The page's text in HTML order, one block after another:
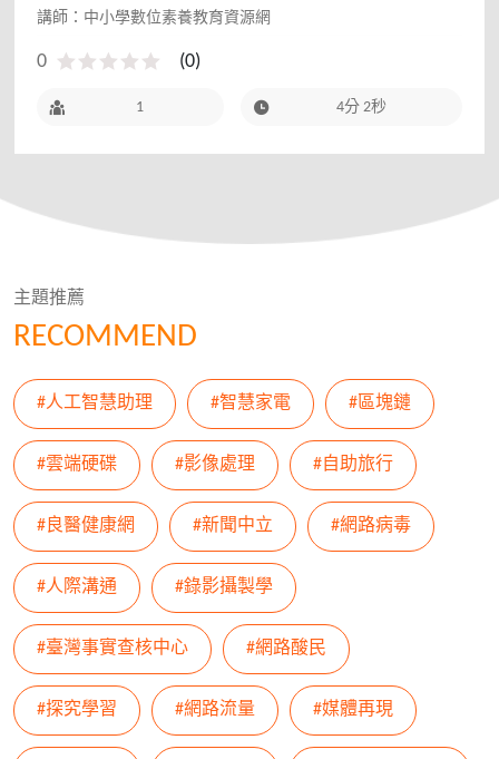
講師：中小學數位素養教育資源網
0 (0)
1 4分 2秒
RECOMMEND
主題推薦
#人工智慧助理 #智慧家電 #區塊鏈
#雲端硬碟 #影像處理 #自助旅行
#良醫健康網 #新聞中立 #網路病毒
#人際溝通 #錄影攝製學
#臺灣事實查核中心 #網路酸民
#探究學習 #網路流量 #媒體再現